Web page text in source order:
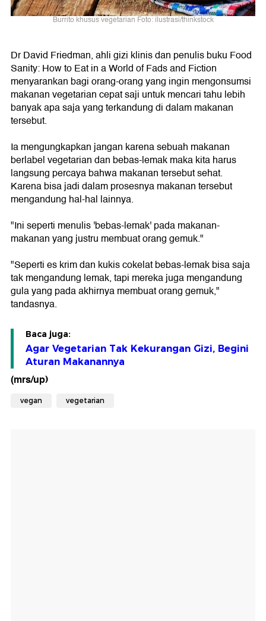
Burrito khusus vegetarian Foto: ilustrasi/thinkstock
Dr David Friedman, ahli gizi klinis dan penulis buku Food
Sanity: How to Eat in a World of Fads and Fiction
menyarankan bagi orang-orang yang ingin mengonsumsi
makanan vegetarian cepat saji untuk mencari tahu lebih
banyak apa saja yang terkandung di dalam makanan
tersebut.
Ia mengungkapkan jangan karena sebuah makanan
berlabel vegetarian dan bebas-lemak maka kita harus
langsung percaya bahwa makanan tersebut sehat.
Karena bisa jadi dalam prosesnya makanan tersebut
mengandung hal-hal lainnya.
"Ini seperti menulis 'bebas-lemak' pada makanan-
makanan yang justru membuat orang gemuk."
"Seperti es krim dan kukis cokelat bebas-lemak bisa saja
tak mengandung lemak, tapi mereka juga mengandung
gula yang pada akhirnya membuat orang gemuk,"
tandasnya.
Baca juga:
Agar Vegetarian Tak Kekurangan Gizi, Begini
Aturan Makanannya
(mrs/up)
vegan vegetarian